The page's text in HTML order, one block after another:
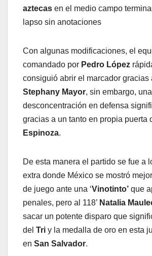
aztecas en el medio campo
lapso sin anotaciones
Con algunas modificaciones, el
comandado por Pedro López
consiguió abrir el marcador gracias
Stephany Mayor, sin embargo, una
desconcentración en defensa
gracias a un tanto en propia puerta
Espinoza.
De esta manera el partido se fue a
extra donde México se mostró
de juego ante una ‘Vinotinto’ que
penales, pero al 118’ Natalia
sacar un potente disparo que
del Tri y la medalla de oro en esta
en San Salvador.